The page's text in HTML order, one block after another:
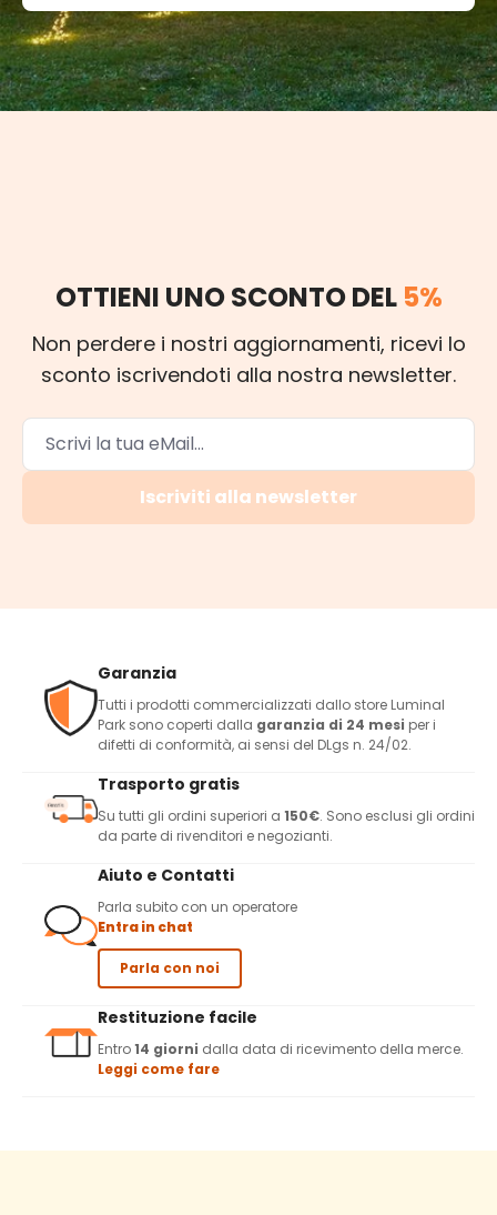
OTTIENI UNO SCONTO DEL 5%
Non perdere i nostri aggiornamenti, ricevi lo
sconto iscrivendoti alla nostra newsletter.
Iscriviti alla newsletter
Garanzia
Tutti i prodotti commercializzati dallo store Luminal
Park sono coperti dalla garanzia di 24 mesi per i
difetti di conformità, ai sensi del DLgs n. 24/02.
Trasporto gratis
Su tutti gli ordini superiori a 150€. Sono esclusi gli ordini
da parte di rivenditori e negozianti.
Aiuto e Contatti
Parla subito con un operatore
Entra in chat
Parla con noi
Restituzione facile
Entro14 giorni dalla data di ricevimento della merce.
Leggi come fare